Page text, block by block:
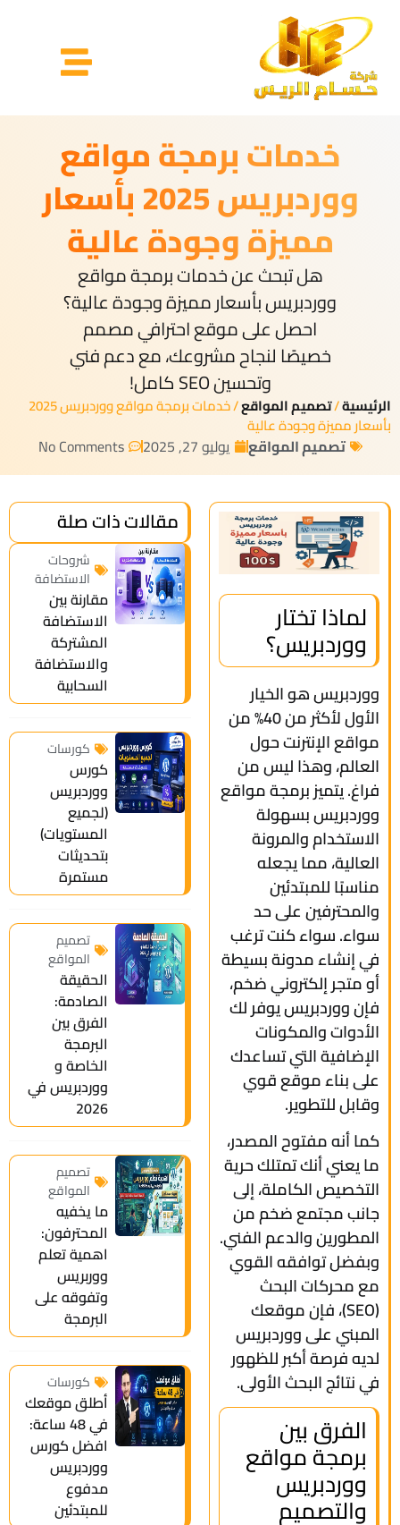
خدمات برمجة مواقع
ووردبريس 2025 بأسعار
مميزة وجودة عالية
هل تبحث عن خدمات برمجة مواقع
ووردبريس بأسعار مميزة وجودة عالية؟
احصل على موقع احترافي مصمم
خصيصًا لنجاح مشروعك، مع دعم فني
وتحسين SEO كامل!
الرئيسية/تصميم المواقع / خدمات برمجة مواقع ووردبريس 2025
بأسعار مميزة وجودة عالية
تصميم المواقع يوليو 27, 2025 No Comments
لماذا تختار
ووردبريس؟
ووردبريس هو الخيار
الأول لأكثر من 40% من
مواقع الإنترنت حول
العالم، وهذا ليس من
فراغ. يتميز برمجة مواقع
ووردبريس بسهولة
الاستخدام والمرونة
العالية، مما يجعله
مناسبًا للمبتدئين
والمحترفين على حد
سواء. سواء كنت ترغب
في إنشاء مدونة بسيطة
أو متجر إلكتروني ضخم،
فإن ووردبريس يوفر لك
الأدوات والمكونات
الإضافية التي تساعدك
على بناء موقع قوي
وقابل للتطوير.
كما أنه مفتوح المصدر،
ما يعني أنك تمتلك حرية
التخصيص الكاملة، إلى
جانب مجتمع ضخم من
المطورين والدعم الفني.
وبفضل توافقه القوي
مع محركات البحث
(SEO)، فإن موقعك
المبني على ووردبريس
لديه فرصة أكبر للظهور
في نتائج البحث الأولى.
الفرق بين
برمجة مواقع
ووردبريس
والتصميم
مقالات ذات صلة
شروحات
الاستضافة
مقارنة بين
الاستضافة
المشتركة
والاستضافة
السحابية
كورسات
كورس
ووردبريس
(لجميع
المستويات)
بتحديثات
مستمرة
تصميم
المواقع
الحقيقة
الصادمة:
الفرق بين
البرمجة
الخاصة و
ووردبريس في
2026
تصميم
المواقع
ما يخفيه
المحترفون:
اهمية تعلم
ووربريس
وتفوقه على
البرمجة
كورسات
أطلق موقعك
في 48 ساعة:
افضل كورس
ووردبريس
مدفوع
للمبتدئين